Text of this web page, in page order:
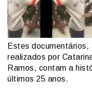
Estes documentários,
realizados por
Ramos, contam a
últimos 25 anos.